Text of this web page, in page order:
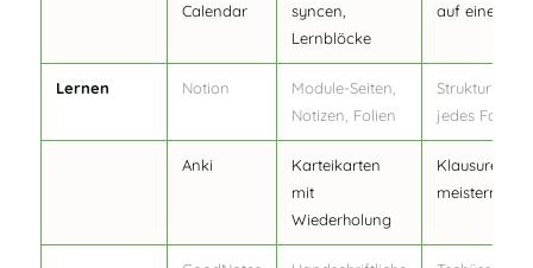
Calendar
syncen,
Lernblöcke
auf einen
Lernen Notion
Module-Seiten,
Notizen, Folien
Struktur für
jedes Fach
Anki
Karteikarten
mit
Wiederholung
Klausuren
meistern